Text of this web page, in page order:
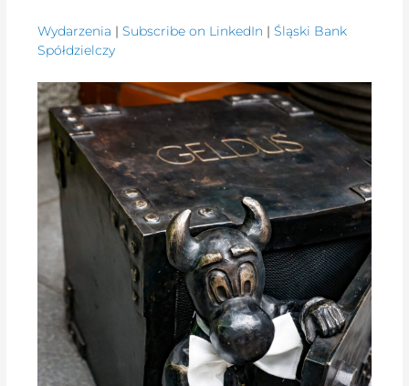
Wydarzenia |Subscribe on LinkedIn |Śląski Bank
Spółdzielczy